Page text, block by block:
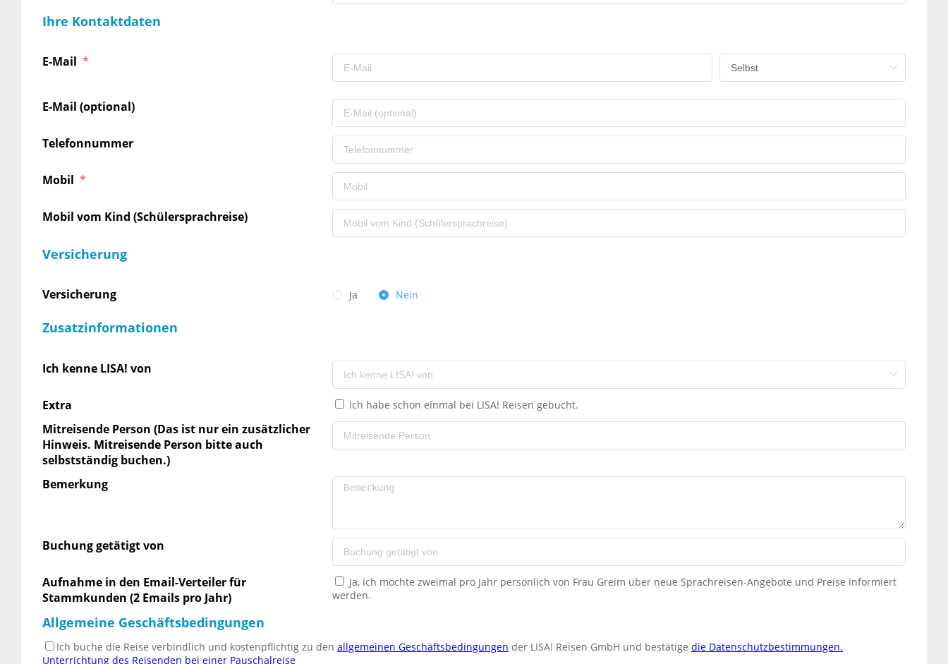
Ihre Kontaktdaten
E-Mail
E-Mail (optional)
Telefonnummer
Mobil
Mobil vom Kind (Schülersprachreise)
Versicherung
Versicherung Ja Nein
Zusatzinformationen
Ich kenne LISA! von
Extra Ich habe schon einmal bei LISA! Reisen gebucht.
Mitreisende Person (Das ist nur ein zusätzlicher
Hinweis. Mitreisende Person bitte auch
selbstständig buchen.)
Bemerkung
Buchung getätigt von
Aufnahme in den Email-Verteiler für
Stammkunden (2 Emails pro Jahr)
Ja, ich möchte zweimal pro Jahr persönlich von Frau Greim über neue Sprachreisen-Angebote und Preise informiert
werden.
Allgemeine Geschäftsbedingungen
Ich buche die Reise verbindlich und kostenpflichtig zu den allgemeinen Geschäftsbedingungen der LISA! Reisen GmbH und bestätige die Datenschutzbestimmungen.
Unterrichtung des Reisenden bei einer Pauschalreise